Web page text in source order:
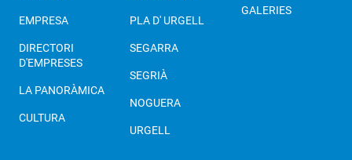
EMPRESA
DIRECTORI
D'EMPRESES
LA PANORÀMICA
CULTURA
PLA D' URGELL
SEGARRA
SEGRIÀ
NOGUERA
URGELL
GALERIES